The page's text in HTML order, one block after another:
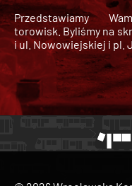
Przedstawiamy
torowisk. Byliśmy na
i ul. Nowowiejskiej i pl.